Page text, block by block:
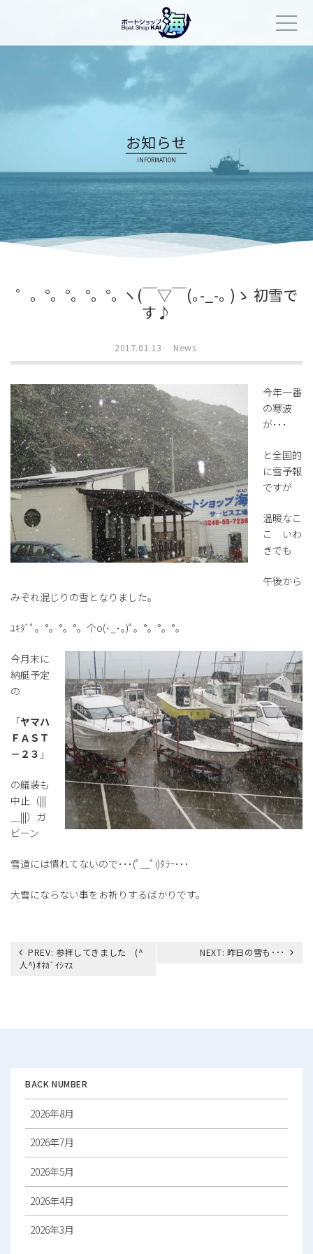
お知らせ
INFORMATION
゜。°。°。°。°｡ ヽ(￣▽￣(｡-_-｡ )ゝ 初雪で
す♪
2017.01.13 News
今年一番
の寒波
が･･･
と全国的
に雪予報
ですが
温暖なこ
こ いわ
きでも
午後から
みぞれ混じりの雪となりました。
ﾕｷﾀﾞﾟ。°。°。°。个o(･_･｡)ﾟ。°。°。°。
今月末に
納艇予定
の
「ヤマハ
ＦＡＳＴ
－２３ 」
の艤装も
中止（|||
＿|||）ガ
ビーン
雪道には慣れてないので･･･(ﾟ＿ﾟi)ﾀﾗｰ･･･
大雪にならない事をお祈りするばかりです。
投
PREV: 参拝してきました (^
人^)ｵﾈｶﾞｲｼﾏｽ
NEXT: 昨日の雪も･･･
BACK NUMBER
2026年8月
2026年7月
2026年5月
2026年4月
2026年3月